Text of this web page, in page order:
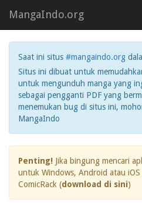
MangaIndo.org
Saat ini situs #mangaindo.org
Situs ini dibuat untuk
untuk mengunduh manga yang
sebagai pengganti PDF yang
menemukan bug di situs ini,
MangaIndo
Penting! Jika bingung mencari
untuk Windows, Android atau
ComicRack (download di sini)